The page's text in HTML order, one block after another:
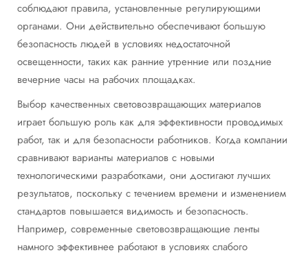
соблюдают правила, установленные регулирующими
органами. Они действительно обеспечивают большую
безопасность людей в условиях недостаточной
освещенности, таких как ранние утренние или поздние
вечерние часы на рабочих площадках.
Выбор качественных световозвращающих материалов
играет большую роль как для эффективности проводимых
работ, так и для безопасности работников. Когда компании
сравнивают варианты материалов с новыми
технологическими разработками, они достигают лучших
результатов, поскольку с течением времени и изменением
стандартов повышается видимость и безопасность.
Например, современные световозвращающие ленты
намного эффективнее работают в условиях слабого